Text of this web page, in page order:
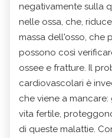
negativamente sulla
nelle ossa, che,
massa dell'osso, che
possono così
ossee e fratture. Il
cardiovascolari è
che viene a
vita fertile,
di queste malattie.